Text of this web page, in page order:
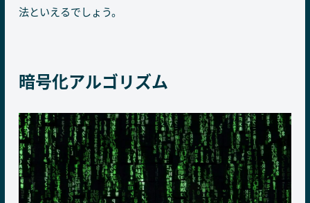
法といえるでしょう。
暗号化アルゴリズム